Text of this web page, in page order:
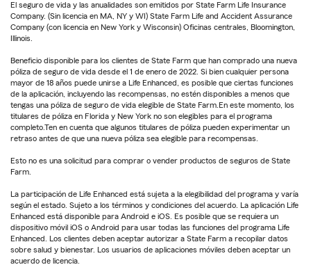
El seguro de vida y las anualidades son emitidos por State Farm Life Insurance
Company. (Sin licencia en MA, NY y WI) State Farm Life and Accident Assurance
Company (con licencia en New York y Wisconsin) Oficinas centrales, Bloomington,
Illinois.
Beneficio disponible para los clientes de State Farm que han comprado una nueva
póliza de seguro de vida desde el 1 de enero de 2022. Si bien cualquier persona
mayor de 18 años puede unirse a Life Enhanced, es posible que ciertas funciones
de la aplicación, incluyendo las recompensas, no estén disponibles a menos que
tengas una póliza de seguro de vida elegible de State Farm.En este momento, los
titulares de póliza en Florida y New York no son elegibles para el programa
completo.Ten en cuenta que algunos titulares de póliza pueden experimentar un
retraso antes de que una nueva póliza sea elegible para recompensas.
Esto no es una solicitud para comprar o vender productos de seguros de State
Farm.
La participación de Life Enhanced está sujeta a la elegibilidad del programa y varía
según el estado. Sujeto a los términos y condiciones del acuerdo. La aplicación Life
Enhanced está disponible para Android e iOS. Es posible que se requiera un
dispositivo móvil iOS o Android para usar todas las funciones del programa Life
Enhanced. Los clientes deben aceptar autorizar a State Farm a recopilar datos
sobre salud y bienestar. Los usuarios de aplicaciones móviles deben aceptar un
acuerdo de licencia.